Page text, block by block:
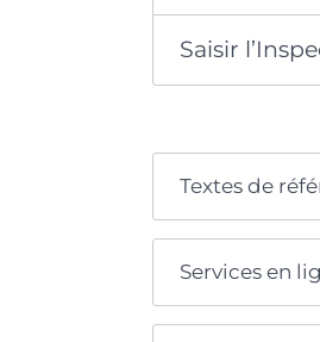
Saisir
Textes de
Services en